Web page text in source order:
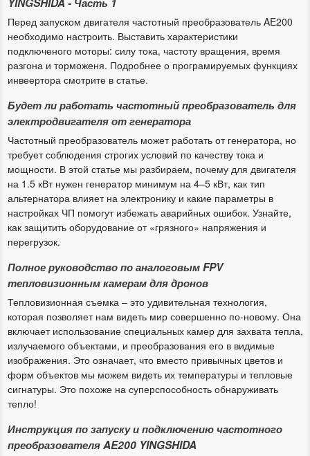
Перед запуском двигателя частотный преобразователь AE200
необходимо настроить. Выставить характеристики
подключеного моторы: силу тока, частоту вращения, время
разгона и торможеня. Подробнее о програмируемых функциях
инвеертора смотрите в статье.
Будет ли работать частотный преобразователь для
электродвигателя от генератора
Частотный преобразователь может работать от генератора, но
требует соблюдения строгих условий по качеству тока и
мощности. В этой статье мы разбираем, почему для двигателя
на 1.5 кВт нужен генератор минимум на 4–5 кВт, как тип
альтернатора влияет на электронику и какие параметры в
настройках ЧП помогут избежать аварийных ошибок. Узнайте,
как защитить оборудование от «грязного» напряжения и
перегрузок.
Полное руководство по аналоговым FPV
тепловизионным камерам для дронов
Тепловизионная съемка – это удивительная технология,
которая позволяет нам видеть мир совершенно по-новому. Она
включает использование специальных камер для захвата тепла,
излучаемого объектами, и преобразования его в видимые
изображения. Это означает, что вместо привычных цветов и
форм объектов мы можем видеть их температуры и тепловые
сигнатуры. Это похоже на суперспособность обнаруживать
тепло!
Инструкция по запуску и подключению частотного
преобразователя AE200 YINGSHIDA